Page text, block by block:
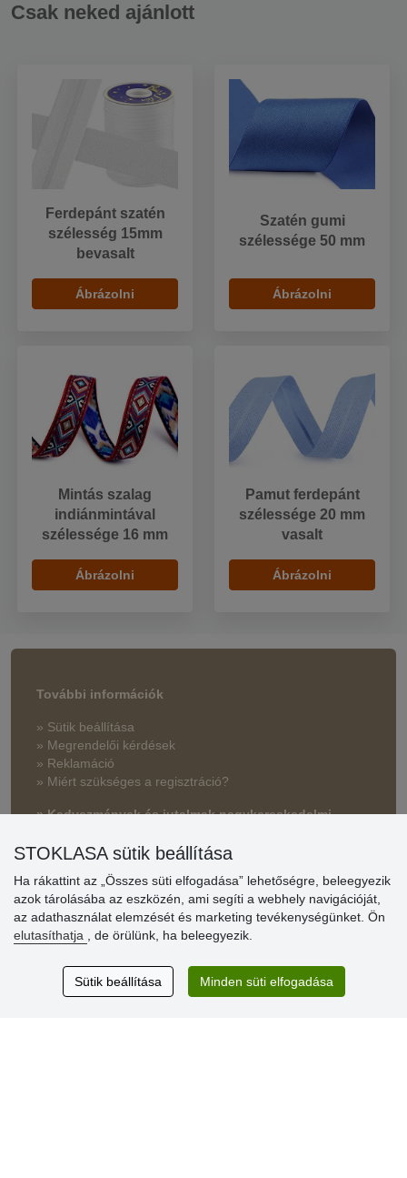
Csak neked ajánlott
Ferdepánt szatén
szélesség 15mm
bevasalt
Ábrázolni
Szatén gumi
szélessége 50 mm
Ábrázolni
Mintás szalag
indiánmintával
szélessége 16 mm
Ábrázolni
Pamut ferdepánt
szélessége 20 mm
vasalt
Ábrázolni
További információk
» Sütik beállítása
» Megrendelői kérdések
» Reklamáció
» Miért szükséges a regisztráció?
» Kedvezmények és jutalmak nagykereskedelmi
Vásárlók
Excellent service
STOKLASA sütik beállítása
Ha rákattint az „Összes süti elfogadása” lehetőségre, beleegyezik
azok tárolásába az eszközén, ami segíti a webhely navigációját,
az adathasználat elemzését és marketing tevékenységünket. Ön
elutasíthatja
, de örülünk, ha beleegyezik.
Sütik beállítása Minden süti elfogadása